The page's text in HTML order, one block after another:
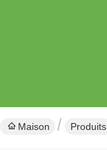
Maison Produits